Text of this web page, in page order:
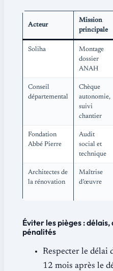
Acteur
Mission
principale
Soliha
Montage
dossier
ANAH
Conseil
départemental
Chèque
autonomie,
suivi
chantier
Fondation
Abbé Pierre
Audit
social et
technique
Architectes de
la rénovation
Maîtrise
d’œuvre
Éviter les pièges :
pénalités
Respecter le délai
12 mois après le